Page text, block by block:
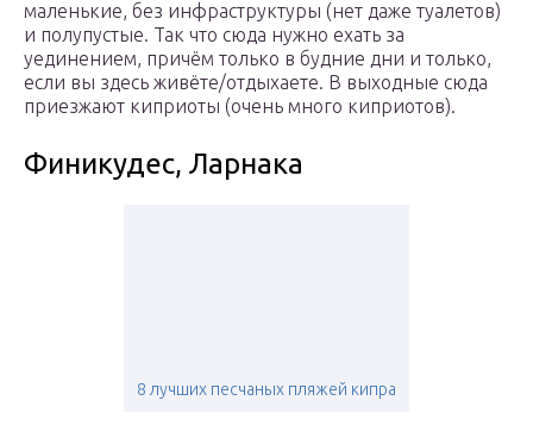
маленькие, без инфраструктуры (нет даже туалетов)
и полупустые. Так что сюда нужно ехать за
уединением, причём только в будние дни и только,
если вы здесь живёте/отдыхаете. В выходные сюда
приезжают киприоты (очень много киприотов).
Финикудес, Ларнака
8 лучших песчаных пляжей кипра